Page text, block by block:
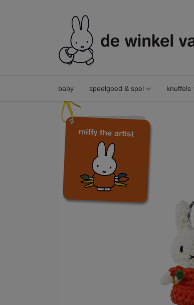
baby speelgoed & spel knuffels
nijntje handmade sleutelhanger artiest